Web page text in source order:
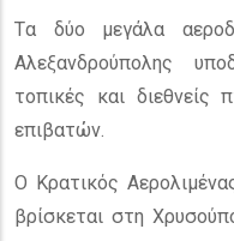
Tα δύο μεγάλα
Αλεξανδρούπολης
τοπικές και διεθνείς
επιβατών.
Ο Κρατικός
βρίσκεται στη